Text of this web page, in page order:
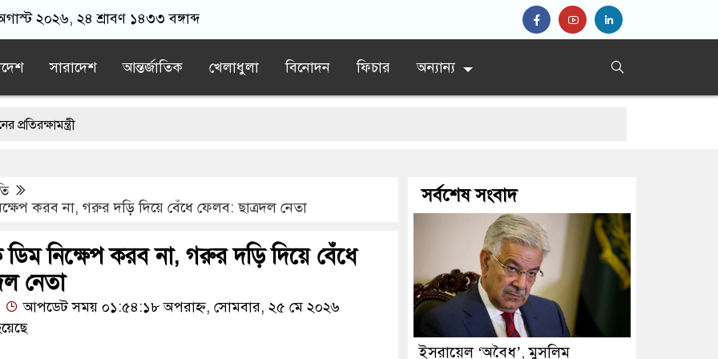
২০২৬, ২৪ শ্রাবণ ১৪৩৩ বঙ্গাব্দ
সারাদেশ আন্তর্জাতিক খেলাধুলা বিনোদন ফিচার অন্যান্য
কারো পৈতৃক সম্পত্তি নয়: ইশরাক হোসেন
জমির মাটির নিচে ১০টি ল্যান্ডমাইন সদৃশ বস্তু, ৫টি বক্স উদ্ধার
করব না, গরুর দড়ি দিয়ে বেঁধে ফেলব: ছাত্রদল নেতা
ডিম নিক্ষেপ করব না, গরুর দড়ি দিয়ে বেঁধে
নেতা
আপডেট সময় ০১:৫৪:১৮ অপরাহ্ন, সোমবার, ২৫ মে ২০২৬
সর্বশেষ সংবাদ
ইসরায়েল ‘অবৈধ’, মুসলিম